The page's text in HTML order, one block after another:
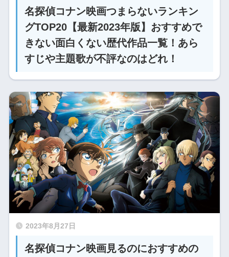
名探偵コナン映画つまらないランキン
グTOP20【最新2023年版】おすすめで
きない面白くない歴代作品一覧！あら
すじや主題歌が不評なのはどれ！
2023年8月27日
名探偵コナン映画見るのにおすすめの